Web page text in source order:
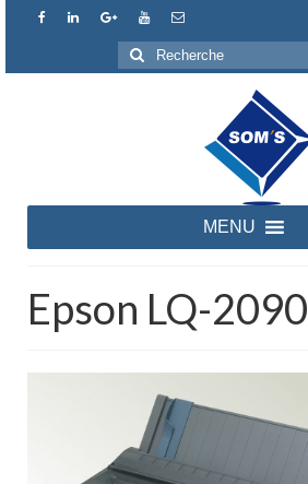
Rechercher
:
MENU
Epson LQ-2090